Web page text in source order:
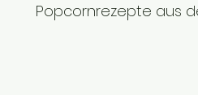
Popcornrezepte aus